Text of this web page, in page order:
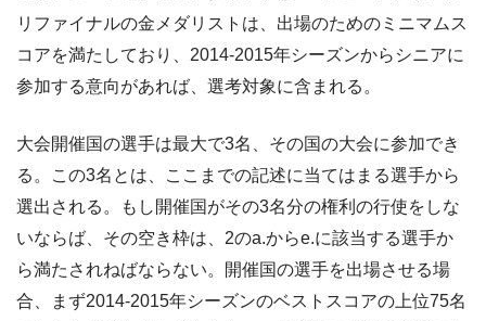
リファイナルの金メダリストは、出場のためのミニマムス
コアを満たしており、2014-2015年シーズンからシニアに
参加する意向があれば、選考対象に含まれる。
大会開催国の選手は最大で3名、その国の大会に参加でき
る。この3名とは、ここまでの記述に当てはまる選手から
選出される。もし開催国がその3名分の権利の行使をしな
いならば、その空き枠は、2のa.からe.に該当する選手か
ら満たされねばならない。開催国の選手を出場させる場
合、まず2014-2015年シーズンのベストスコアの上位75名